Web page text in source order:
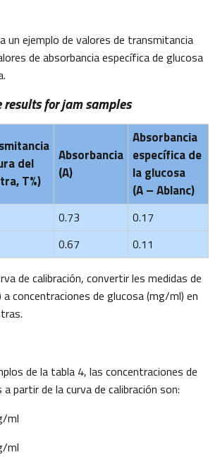
un ejemplo de valores de transmitancia
de absorbancia específica de glucosa
del
T%)
Absorbancia
(A)
Absorbancia
específica de
la glucosa
(A – Ablanc)
results for jam samples
0.73
0.17
0.67
0.11
de calibración, convertir les medidas de
a concentraciones de glucosa (mg/ml) en
de la tabla 4, las concentraciones de
partir de la curva de calibración son:
ml
ml